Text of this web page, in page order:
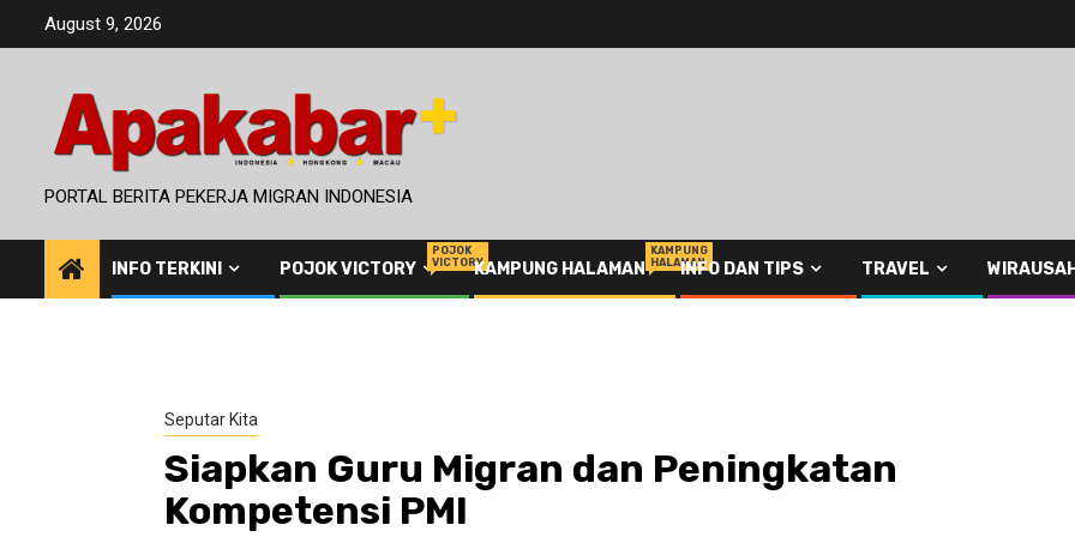
August 9, 2026
PORTAL BERITA PEKERJA MIGRAN INDONESIA
INFO TERKINI POJOK VICTORY
POJOK
VICTORYKAMPUNG HALAMAN
KAMPUNG
HALAMANINFO DAN TIPS TRAVEL
Seputar Kita
Siapkan Guru Migran dan Peningkatan
Kompetensi PMI